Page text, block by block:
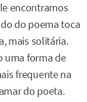
encontramos
do poema toca
mais solitária.
uma forma de
frequente na
do poeta.